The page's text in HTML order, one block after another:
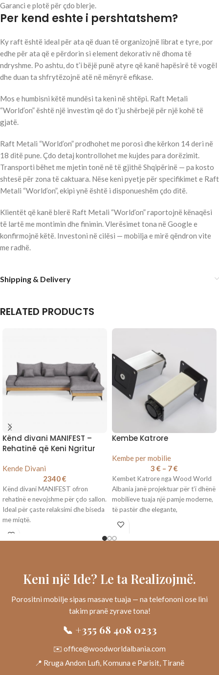
Garanci e plotë për çdo blerje.
Per kend eshte i pershtatshem?
Ky raft është ideal për ata që duan të organizojnë librat e tyre, por
edhe për ata që e përdorin si element dekorativ në dhoma të
ndryshme. Po ashtu, do t’i bëjë punë atyre që kanë hapësirë të vogël
dhe duan ta shfrytëzojnë atë në mënyrë efikase.
Mos e humbisni këtë mundësi ta keni në shtëpi. Raft Metali
“World’on” është një investim që do t’ju shërbejë për një kohë të
gjatë.
Raft Metali “World’on” prodhohet me porosi dhe kërkon 14 deri në
18 ditë pune. Çdo detaj kontrollohet me kujdes para dorëzimit.
Transporti bëhet me mjetin tonë në të gjithë Shqipërinë — pa kosto
shtesë për zona të caktuara. Nëse keni pyetje për specifikimet e Raft
Metali “World’on”, ekipi ynë është i disponueshëm çdo ditë.
Klientët që kanë blerë Raft Metali “World’on” raportojnë kënaqësi
të lartë me montimin dhe finimin. Vlerësimet tona në Google e
konfirmojnë këtë. Investoni në cilësi — mobilja e mirë qëndron vite
me radhë.
Shipping & Delivery
RELATED PRODUCTS
Kënd divani MANIFEST –
Rehatinë që Keni Ngritur
Kende Divani
2340€
Kënd divani MANIFEST ofron
rehatinë e nevojshme për çdo sallon.
Ideal për çaste relaksimi dhe biseda
me miqtë.
Kembe Katrore
Kembe per mobilie
3 € – 7€
Kembet Katrore nga Wood World
Albania janë projektuar për t’i dhënë
mobilieve tuaja një pamje moderne,
të pastër dhe elegante,
Keni një Ide? Le ta Realizojmë.
Porositni mobilje sipas masave tuaja — na telefononi ose lini
takim pranë zyrave tona!
📞 +355 68 408 0233
✉️ office@woodworldalbania.com
📍 Rruga Andon Lufi, Komuna e Parisit, Tiranë